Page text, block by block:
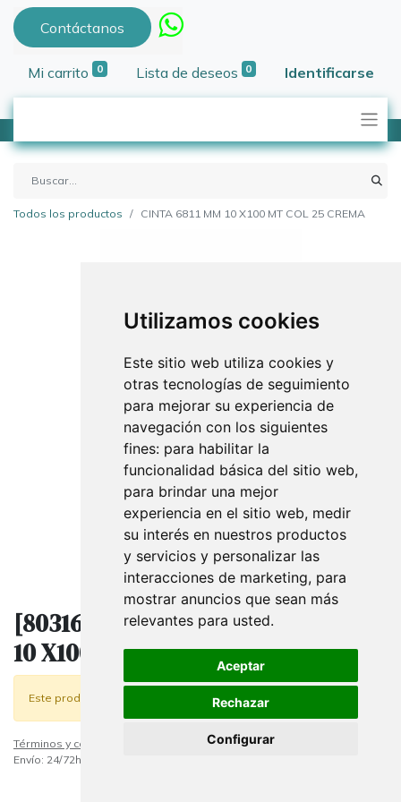
Utilizamos cookies
Este sitio web utiliza cookies y
otras tecnologías de seguimiento
para mejorar su experiencia de
navegación con los siguientes
fines: para habilitar la
funcionalidad básica del sitio web,
para brindar una mejor
experiencia en el sitio web, medir
su interés en nuestros productos
y servicios y personalizar las
interacciones de marketing, para
mostrar anuncios que sean más
relevantes para usted.
Aceptar
Rechazar
Configurar
Contáctanos
Mi carrito 0 Lista de deseos 0 Identificarse
Todos los productos CINTA 6811 MM 10 X100 MT COL 25 CREMA
[8031653229915] CINTA 6811 MM
10 X100 MT COL 25 CREMA
Este producto ya no está disponible.
Términos y condiciones
Envío: 24/72h laborables (Excepto "Mobiliario Comercial")